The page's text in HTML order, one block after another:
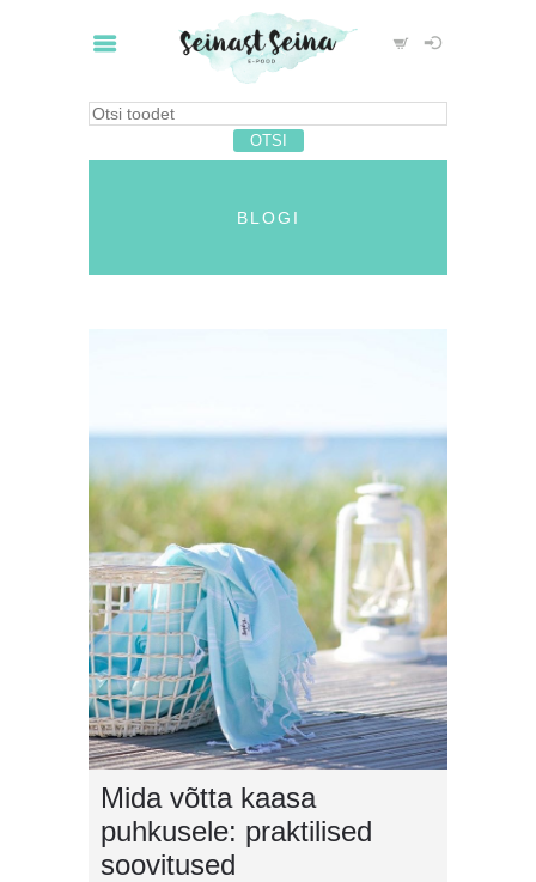
BLOGI
Mida võtta kaasa
puhkusele: praktilised
soovitused